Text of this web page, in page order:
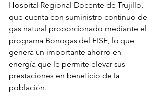
Hospital Regional Docente de Trujillo,
que cuenta con suministro continuo de
gas natural proporcionado mediante el
programa Bonogas del FISE, lo que
genera un importante ahorro en
energía que le permite elevar sus
prestaciones en beneficio de la
población.